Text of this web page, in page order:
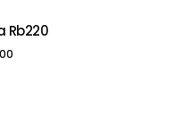
GROZAM
Rb220